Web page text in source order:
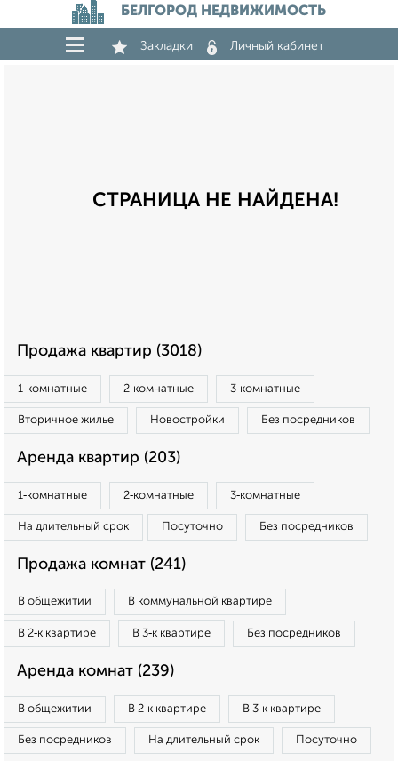
БЕЛГОРОД НЕДВИЖИМОСТЬ
Закладки Личный кабинет
СТРАНИЦА НЕ НАЙДЕНА!
Продажа квартир (3018)
1‑комнатные 2‑комнатные 3‑комнатные
Вторичное жилье Новостройки Без посредников
Аренда квартир (203)
1‑комнатные 2‑комнатные 3‑комнатные
На длительный срок Посуточно Без посредников
Продажа комнат (241)
В общежитии В коммунальной квартире
В 2‑к квартире В 3‑к квартире Без посредников
Аренда комнат (239)
В общежитии В 2‑к квартире В 3‑к квартире
Без посредников На длительный срок Посуточно